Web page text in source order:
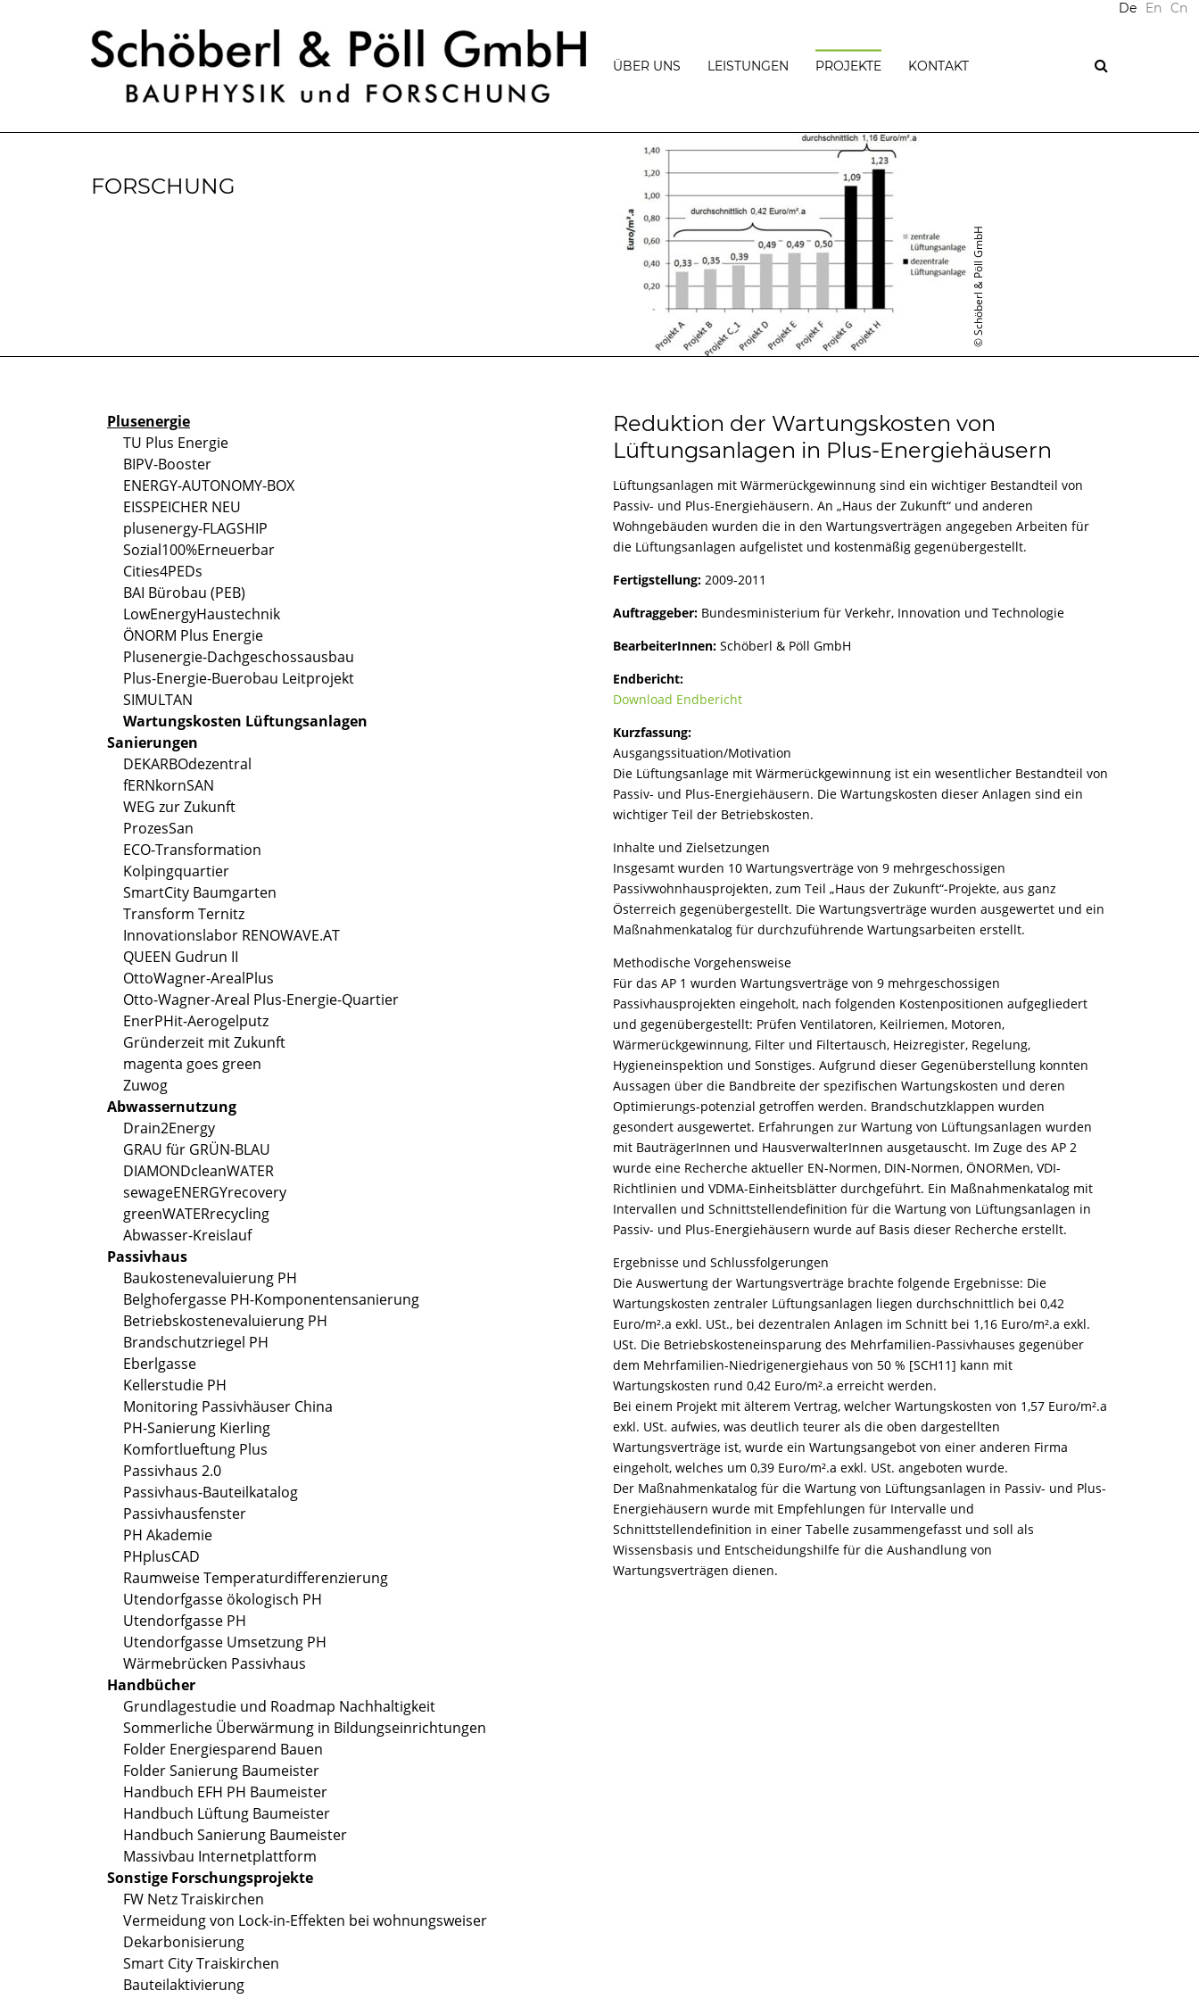
De En Cn
ÜBER UNS
TEAM
VORTRÄGE
PRESSE
JOBANGEBOTE
LEISTUNGEN
BAUPHYSIKALISCHES
PROJEKTMANAGEMENT
MESSUNGEN
UND
GUTACHTERLICHE
TÄTIGKEITEN
BERATUNG
PASSIVBAU,
UND
ENERGIEEFFIZIENZ
GEBÄUDEZERTIFIZIERUNGEN
FORSCHUNG
PROJEKTE
ENERGIE
PASSIVHÄUSER
WOHNGEBÄUDE
GEWERBLICHE
GEBÄUDE
SANIERUNGEN
FORSCHUNG
KONTAKT
FORSCHUNG
© Schöberl & Pöll GmbH
Plusenergie
TU Plus Energie
BIPV-Booster
ENERGY-AUTONOMY-BOX
EISSPEICHER NEU
plusenergy-FLAGSHIP
Sozial100%Erneuerbar
Cities4PEDs
BAI Bürobau (PEB)
LowEnergyHaustechnik
ÖNORM Plus Energie
Plusenergie-Dachgeschossausbau
Plus-Energie-Buerobau Leitprojekt
SIMULTAN
Wartungskosten Lüftungsanlagen
Sanierungen
DEKARBOdezentral
fERNkornSAN
WEG zur Zukunft
ProzesSan
ECO-Transformation
Kolpingquartier
SmartCity Baumgarten
Transform Ternitz
Innovationslabor RENOWAVE.AT
QUEEN Gudrun II
OttoWagner-ArealPlus
Otto-Wagner-Areal Plus-Energie-Quartier
EnerPHit-Aerogelputz
Gründerzeit mit Zukunft
magenta goes green
Zuwog
Abwassernutzung
Drain2Energy
GRAU für GRÜN-BLAU
DIAMONDcleanWATER
sewageENERGYrecovery
greenWATERrecycling
Abwasser-Kreislauf
Passivhaus
Baukostenevaluierung PH
Belghofergasse PH-Komponentensanierung
Betriebskostenevaluierung PH
Brandschutzriegel PH
Eberlgasse
Kellerstudie PH
Monitoring Passivhäuser China
PH-Sanierung Kierling
Komfortlueftung Plus
Passivhaus 2.0
Passivhaus-Bauteilkatalog
Passivhausfenster
PH Akademie
PHplusCAD
Raumweise Temperaturdifferenzierung
Utendorfgasse ökologisch PH
Utendorfgasse PH
Utendorfgasse Umsetzung PH
Wärmebrücken Passivhaus
Handbücher
Grundlagestudie und Roadmap Nachhaltigkeit
Sommerliche Überwärmung in Bildungseinrichtungen
Folder Energiesparend Bauen
Folder Sanierung Baumeister
Handbuch EFH PH Baumeister
Handbuch Lüftung Baumeister
Handbuch Sanierung Baumeister
Massivbau Internetplattform
Sonstige Forschungsprojekte
FW Netz Traiskirchen
Vermeidung von Lock-in-Effekten bei wohnungsweiser
Dekarbonisierung
Smart City Traiskirchen
Bauteilaktivierung
Reduktion der Wartungskosten von
Lüftungsanlagen in Plus-Energiehäusern
Lüftungsanlagen mit Wärmerückgewinnung sind ein wichtiger Bestandteil von
Passiv- und Plus-Energiehäusern. An „Haus der Zukunft“ und anderen
Wohngebäuden wurden die in den Wartungsverträgen angegeben Arbeiten für
die Lüftungsanlagen aufgelistet und kostenmäßig gegenübergestellt.
Fertigstellung: 2009-2011
Auftraggeber: Bundesministerium für Verkehr, Innovation und Technologie
BearbeiterInnen: Schöberl & Pöll GmbH
Endbericht:
Download Endbericht
Kurzfassung:
Ausgangssituation/Motivation
Die Lüftungsanlage mit Wärmerückgewinnung ist ein wesentlicher Bestandteil von
Passiv- und Plus-Energiehäusern. Die Wartungskosten dieser Anlagen sind ein
wichtiger Teil der Betriebskosten.
Inhalte und Zielsetzungen
Insgesamt wurden 10 Wartungsverträge von 9 mehrgeschossigen
Passivwohnhausprojekten, zum Teil „Haus der Zukunft“-Projekte, aus ganz
Österreich gegenübergestellt. Die Wartungsverträge wurden ausgewertet und ein
Maßnahmenkatalog für durchzuführende Wartungsarbeiten erstellt.
Methodische Vorgehensweise
Für das AP 1 wurden Wartungsverträge von 9 mehrgeschossigen
Passivhausprojekten eingeholt, nach folgenden Kostenpositionen aufgegliedert
und gegenübergestellt: Prüfen Ventilatoren, Keilriemen, Motoren,
Wärmerückgewinnung, Filter und Filtertausch, Heizregister, Regelung,
Hygieneinspektion und Sonstiges. Aufgrund dieser Gegenüberstellung konnten
Aussagen über die Bandbreite der spezifischen Wartungskosten und deren
Optimierungs-potenzial getroffen werden. Brandschutzklappen wurden
gesondert ausgewertet. Erfahrungen zur Wartung von Lüftungsanlagen wurden
mit BauträgerInnen und HausverwalterInnen ausgetauscht. Im Zuge des AP 2
wurde eine Recherche aktueller EN-Normen, DIN-Normen, ÖNORMen, VDI-
Richtlinien und VDMA-Einheitsblätter durchgeführt. Ein Maßnahmenkatalog mit
Intervallen und Schnittstellendefinition für die Wartung von Lüftungsanlagen in
Passiv- und Plus-Energiehäusern wurde auf Basis dieser Recherche erstellt.
Ergebnisse und Schlussfolgerungen
Die Auswertung der Wartungsverträge brachte folgende Ergebnisse: Die
Wartungskosten zentraler Lüftungsanlagen liegen durchschnittlich bei 0,42
Euro/m².a exkl. USt., bei dezentralen Anlagen im Schnitt bei 1,16 Euro/m².a exkl.
USt. Die Betriebskosteneinsparung des Mehrfamilien-Passivhauses gegenüber
dem Mehrfamilien-Niedrigenergiehaus von 50 % [SCH11] kann mit
Wartungskosten rund 0,42 Euro/m².a erreicht werden.
Bei einem Projekt mit älterem Vertrag, welcher Wartungskosten von 1,57 Euro/m².a
exkl. USt. aufwies, was deutlich teurer als die oben dargestellten
Wartungsverträge ist, wurde ein Wartungsangebot von einer anderen Firma
eingeholt, welches um 0,39 Euro/m².a exkl. USt. angeboten wurde.
Der Maßnahmenkatalog für die Wartung von Lüftungsanlagen in Passiv- und Plus-
Energiehäusern wurde mit Empfehlungen für Intervalle und
Schnittstellendefinition in einer Tabelle zusammengefasst und soll als
Wissensbasis und Entscheidungshilfe für die Aushandlung von
Wartungsverträgen dienen.